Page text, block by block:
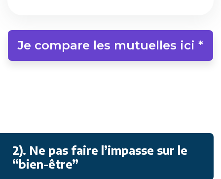
Je compare les mutuelles ici *
2). Ne pas faire l’impasse sur le
“bien-être”